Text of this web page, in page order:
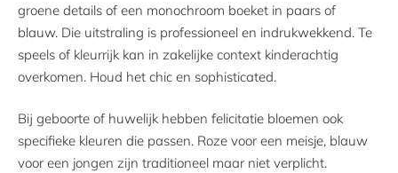
groene details of een monochroom boeket in paars of
blauw. Die uitstraling is professioneel en indrukwekkend. Te
speels of kleurrijk kan in zakelijke context kinderachtig
overkomen. Houd het chic en sophisticated.
Bij geboorte of huwelijk hebben felicitatie bloemen ook
specifieke kleuren die passen. Roze voor een meisje, blauw
voor een jongen zijn traditioneel maar niet verplicht.